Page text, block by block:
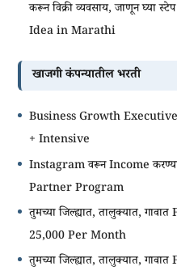
करून विक्री व्यवसाय, जाणून घ्या
Idea in Marathi
खाजगी कंपन्यातील भरती
Business Growth Executive
+ Intensive
Instagram वरून Income
Partner Program
तुमच्या जिल्ह्यात, तालुक्यात,
25,000 Per Month
तुमच्या जिल्ह्यात, तालुक्यात,